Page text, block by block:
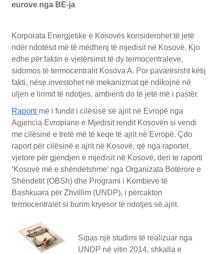
eurove nga BE-ja
Korporata Energjetike e Kosovës konsiderohet të jetë
ndër ndotësit më të mëdhenj të mjedisit në Kosovë. Kjo
edhe për faktin e vjetërsimit të dy termocentraleve,
sidomos të termocentralit Kosova A. Por pavarësisht këtij
fakti, nëse investohet në mekanizmat që ndikojnë në
uljen e lirimit të ndotjes, ambienti do të jetë më i pastër.
Raporti më i fundit i cilësisë së ajrit në Evropë nga
Agjencia Evropiane e Mjedisit rendit Kosovën si vendi
me cilësinë e tretë më të keqe të ajrit në Evropë. Çdo
raport për cilësinë e ajrit në Kosovë, që nga raportet
vjetore për gjendjen e mjedisit në Kosovë, deri te raporti
‘Kosovë më e shëndetshme’ nga Organizata Botërore e
Shëndetit (OBSh) dhe Programi i Kombeve të
Bashkuara për Zhvillim (UNDP), i përcakton
termocentralet si burim kryesor të ndotjes së ajrit.
Sipas një studimi të realizuar nga
UNDP në vitin 2014, shkalla e